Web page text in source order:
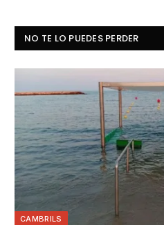
NO TE LO PUEDES PERDER
CAMBRILS